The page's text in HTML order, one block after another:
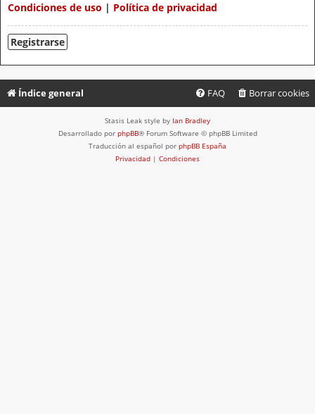
Condiciones de uso | Política de privacidad
Registrarse
Índice general Borrar cookies
FAQ
Stasis Leak style by Ian Bradley
Desarrollado por phpBB® Forum Software © phpBB Limited
Traducción al español por phpBB España
Privacidad | Condiciones